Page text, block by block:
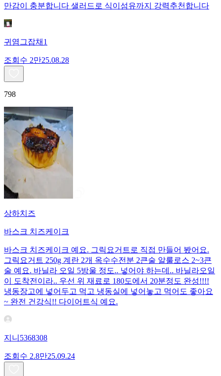
만감이 충분합니다 샐러드로 식이섬유까지 강력추천합니다
귀염그잡채1
조회수 2만25.08.28
798
상하치즈
바스크 치즈케이크
바스크 치즈케이크 예요. 그릭요거트로 직접 만들어 봤어요.
그릭요거트 250g 계란 2개 옥수수전분 2큰술 알룰로스 2~3큰
술 예요. 바닐라 오일 5방울 정도.. 넣어야 하는데.. 바닐라오일
이 도착전이라.. 우선 위 재료로 180도에서 20분정도 완성!!!!
냉동장고에 넣어두고 먹고 냉동실에 넣어놓고 먹어도 좋아요
~ 완전 건강식!! 다이어트식 예요.
지니5368308
조회수 2.8만25.09.24